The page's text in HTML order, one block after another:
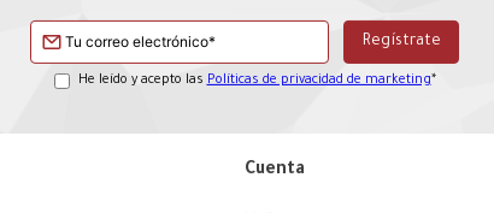
He leído y acepto las Políticas de privacidad de marketing*
Cuenta